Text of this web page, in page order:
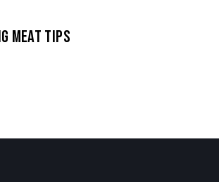
MEAT TIPS